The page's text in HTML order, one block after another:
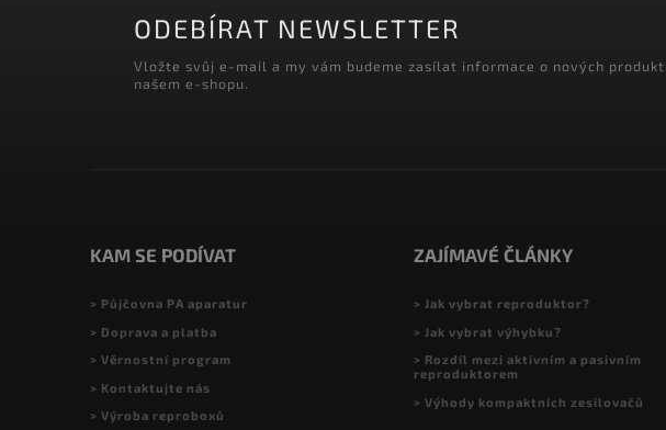
ODEBÍRAT NEWSLETTER
Vložte svůj e-mail a my vám budeme zasílat informace o nových
našem e-shopu.
KAM SE PODÍVAT
> Půjčovna PA aparatur
> Doprava a platba
> Věrnostní program
> Kontaktujte nás
> Výroba reproboxů
ZAJÍMAVÉ ČLÁNKY
> Jak vybrat reproduktor?
> Jak vybrat výhybku?
> Rozdíl mezi aktivním a pasivním
reproduktorem
> Výhody kompaktních zesilovačů